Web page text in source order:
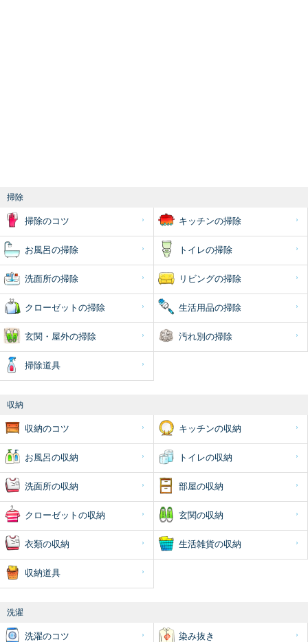
掃除
掃除のコツ キッチンの掃除
お風呂の掃除 トイレの掃除
洗面所の掃除 リビングの掃除
クローゼットの掃除 生活用品の掃除
玄関・屋外の掃除 汚れ別の掃除
掃除道具
収納
収納のコツ キッチンの収納
お風呂の収納 トイレの収納
洗面所の収納 部屋の収納
クローゼットの収納 玄関の収納
衣類の収納 生活雑貨の収納
収納道具
洗濯
洗濯のコツ 染み抜き